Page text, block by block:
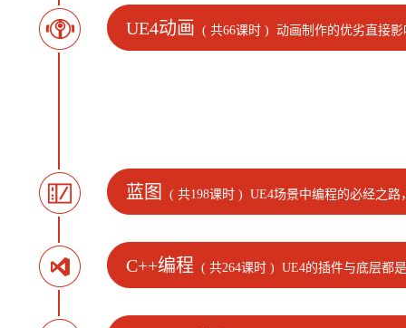
UE4动画 ( 共66课时 ) 动画制作的优劣直接
蓝图 ( 共198课时 ) UE4场景中编程的必经之
C++编程 ( 共264课时 ) UE4的插件与底层都